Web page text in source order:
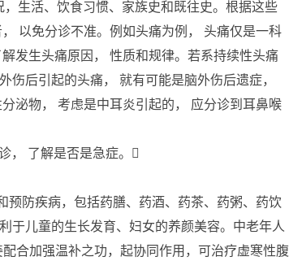
生活、饮食习惯、家族史和既往史。根据这些
以免分诊不准。例如头痛为例， 头痛仅是一科
发生头痛原因， 性质和规律。若系持续性头痛
后引起的头痛， 就有可能是脑外伤后遗症，
泌物， 考虑是中耳炎引起的， 应分诊到耳鼻喉
， 了解是否是急症。
防疾病，包括药膳、药酒、药茶、药粥、药饮
于儿童的生长发育、妇女的养颜美容。中老年人
合加强温补之功，起协同作用，可治疗虚寒性腹